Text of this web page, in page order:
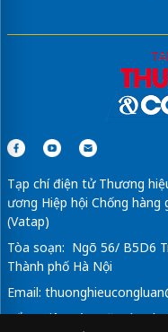
Tạp chí điện tử Thương
ương Hiệp hội Chống
(Vatap)
Tòa soạn: Ngõ 56/ B5D6
Thành phố Hà Nội
Email:
Tổng Biên Tập: Vũ Đức